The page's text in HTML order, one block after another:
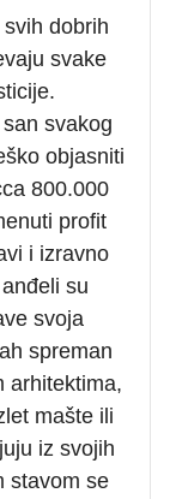
dobrih
svake
svakog
objasniti
800.000
profit
i izravno
su
svoja
spreman
arhitektima,
mašte ili
iz svojih
stavom se